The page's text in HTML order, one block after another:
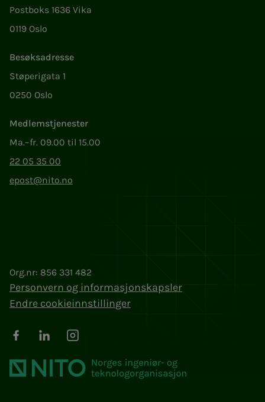
Postboks 1636 Vika
0119 Oslo
Besøksadresse
Støperigata 1
0250 Oslo
Medlemstjenester
Ma.–fr. 09.00 til 15.00
22 05 35 00
epost@nito.no
Org.nr: 856 331 482
Personvern og informasjonskapsler
Endre cookieinnstillinger
FacebookLinkedInInstagram